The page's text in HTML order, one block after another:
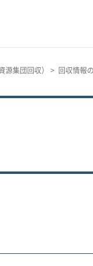
集団回収） > 回収情報